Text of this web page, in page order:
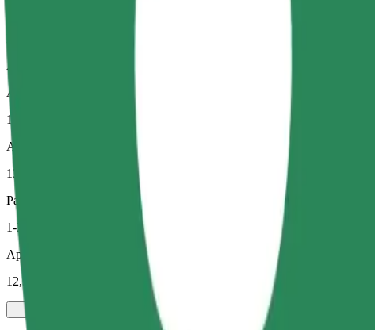
Autokrēsls ar siksnām nodrošina drošu braucienu bērniem vecumā no
Aptuvenais brauciena ilgums
14 min
Aptuvenais attālums
13,9 km
Pasažieri
1-3
Aptuvenā cena
12,50 €